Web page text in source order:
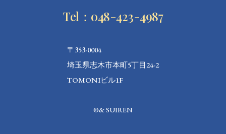
Tel：048-423-4987
〒353-0004
埼玉県志木市本町5丁目24-2
TOMONIビル1F
©& SUIREN